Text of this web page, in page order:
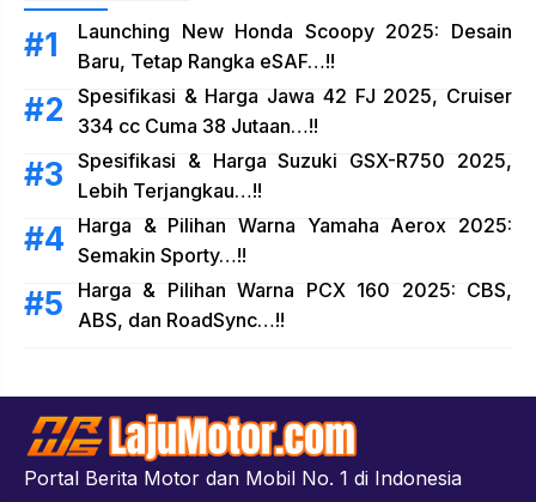
Launching New Honda Scoopy 2025: Desain
Baru, Tetap Rangka eSAF…!!
Spesifikasi & Harga Jawa 42 FJ 2025, Cruiser
334 cc Cuma 38 Jutaan…!!
Spesifikasi & Harga Suzuki GSX-R750 2025,
Lebih Terjangkau…!!
Harga & Pilihan Warna Yamaha Aerox 2025:
Semakin Sporty…!!
Harga & Pilihan Warna PCX 160 2025: CBS,
ABS, dan RoadSync…!!
Portal Berita Motor dan Mobil No. 1 di Indonesia